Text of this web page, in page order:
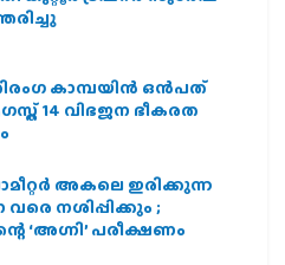
കാമ്പയിന്‍ ഒന്‍പത്
14 വിഭജന ഭീകരത
അകലെ ഇരിക്കുന്ന
നശിപ്പിക്കും ;
‘അഗ്നി’ പരീക്ഷണം